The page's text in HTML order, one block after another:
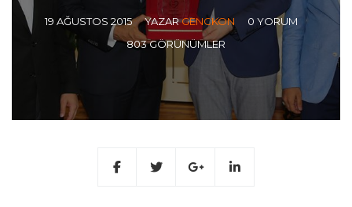
19 AĞUSTOS 2015 YAZARGENCKON
0 YORUM
803 GÖRÜNÜMLER